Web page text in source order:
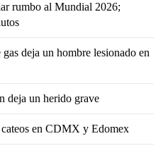
rumbo al Mundial 2026;
deja un hombre lesionado en
deja un herido grave
en CDMX y Edomex